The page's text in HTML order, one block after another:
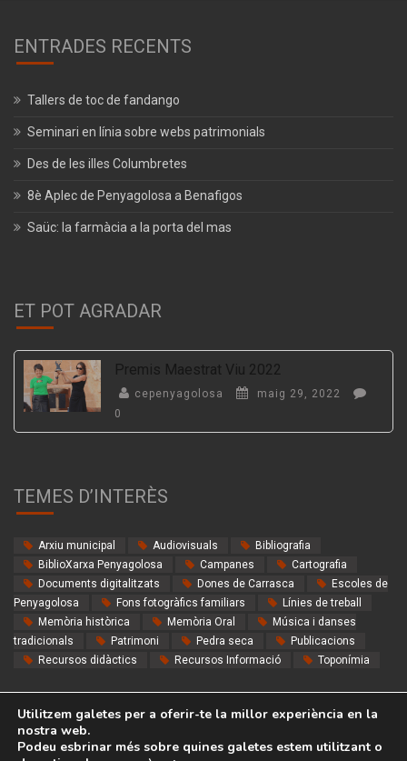
ENTRADES RECENTS
Tallers de toc de fandango
Seminari en línia sobre webs patrimonials
Des de les illes Columbretes
8è Aplec de Penyagolosa a Benafigos
Saüc: la farmàcia a la porta del mas
ET POT AGRADAR
Premis Maestrat Viu 2022
cepenyagolosa
maig 29, 2022
0
TEMES D’INTERÈS
Arxiu municipal Audiovisuals
Bibliografia
BiblioXarxa Penyagolosa
Campanes
Cartografia
Documents digitalitzats
Dones de Carrasca
Escoles de
Penyagolosa
Fons fotogràfics familiars
Línies de treball
Memòria històrica
Memòria Oral
Música i danses
tradicionals
Patrimoni Pedra seca
Publicacions
Recursos didàctics
Recursos Informació Toponímia
Utilitzem galetes per a oferir-te la millor experiència en la
nostra web.
Podeu esbrinar més sobre quines galetes estem utilitzant o